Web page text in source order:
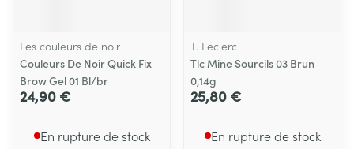
Les couleurs de noir
Couleurs De Noir Quick Fix
Brow Gel 01 Bl/br
24,90 €
En rupture de stock
T. Leclerc
Tlc Mine Sourcils 03 Brun
0,14g
25,80 €
En rupture de stock